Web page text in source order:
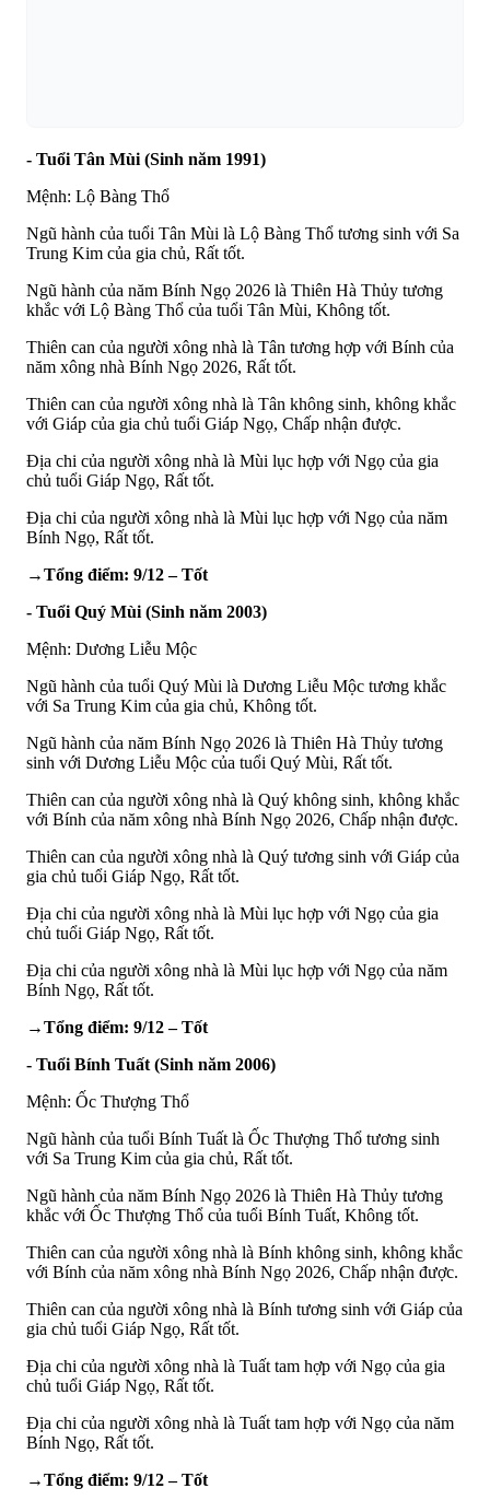
- Tuổi Tân Mùi (Sinh năm 1991)
Mệnh: Lộ Bàng Thổ
Ngũ hành của tuổi Tân Mùi là Lộ Bàng Thổ tương sinh với Sa
Trung Kim của gia chủ, Rất tốt.
Ngũ hành của năm Bính Ngọ 2026 là Thiên Hà Thủy tương
khắc với Lộ Bàng Thổ của tuổi Tân Mùi, Không tốt.
Thiên can của người xông nhà là Tân tương hợp với Bính của
năm xông nhà Bính Ngọ 2026, Rất tốt.
Thiên can của người xông nhà là Tân không sinh, không khắc
với Giáp của gia chủ tuổi Giáp Ngọ, Chấp nhận được.
Địa chi của người xông nhà là Mùi lục hợp với Ngọ của gia
chủ tuổi Giáp Ngọ, Rất tốt.
Địa chi của người xông nhà là Mùi lục hợp với Ngọ của năm
Bính Ngọ, Rất tốt.
→Tổng điểm: 9/12 – Tốt
- Tuổi Quý Mùi (Sinh năm 2003)
Mệnh: Dương Liễu Mộc
Ngũ hành của tuổi Quý Mùi là Dương Liễu Mộc tương khắc
với Sa Trung Kim của gia chủ, Không tốt.
Ngũ hành của năm Bính Ngọ 2026 là Thiên Hà Thủy tương
sinh với Dương Liễu Mộc của tuổi Quý Mùi, Rất tốt.
Thiên can của người xông nhà là Quý không sinh, không khắc
với Bính của năm xông nhà Bính Ngọ 2026, Chấp nhận được.
Thiên can của người xông nhà là Quý tương sinh với Giáp của
gia chủ tuổi Giáp Ngọ, Rất tốt.
Địa chi của người xông nhà là Mùi lục hợp với Ngọ của gia
chủ tuổi Giáp Ngọ, Rất tốt.
Địa chi của người xông nhà là Mùi lục hợp với Ngọ của năm
Bính Ngọ, Rất tốt.
→Tổng điểm: 9/12 – Tốt
- Tuổi Bính Tuất (Sinh năm 2006)
Mệnh: Ốc Thượng Thổ
Ngũ hành của tuổi Bính Tuất là Ốc Thượng Thổ tương sinh
với Sa Trung Kim của gia chủ, Rất tốt.
Ngũ hành của năm Bính Ngọ 2026 là Thiên Hà Thủy tương
khắc với Ốc Thượng Thổ của tuổi Bính Tuất, Không tốt.
Thiên can của người xông nhà là Bính không sinh, không khắc
với Bính của năm xông nhà Bính Ngọ 2026, Chấp nhận được.
Thiên can của người xông nhà là Bính tương sinh với Giáp của
gia chủ tuổi Giáp Ngọ, Rất tốt.
Địa chi của người xông nhà là Tuất tam hợp với Ngọ của gia
chủ tuổi Giáp Ngọ, Rất tốt.
Địa chi của người xông nhà là Tuất tam hợp với Ngọ của năm
Bính Ngọ, Rất tốt.
→Tổng điểm: 9/12 – Tốt